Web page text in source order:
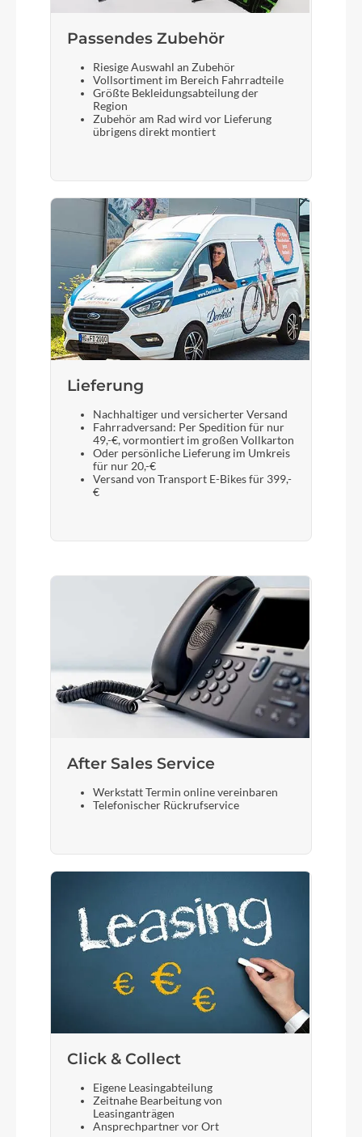
Passendes Zubehör
Riesige Auswahl an Zubehör
Vollsortiment im Bereich Fahrradteile
Größte Bekleidungsabteilung der
Region
Zubehör am Rad wird vor Lieferung
übrigens direkt montiert
Lieferung
Nachhaltiger und versicherter Versand
Fahrradversand: Per Spedition für nur
49,-€, vormontiert im großen Vollkarton
Oder persönliche Lieferung im Umkreis
für nur 20,-€
Versand von Transport E-Bikes für 399,-
€
After Sales Service
Werkstatt Termin online vereinbaren
Telefonischer Rückrufservice
Click & Collect
Eigene Leasingabteilung
Zeitnahe Bearbeitung von
Leasinganträgen
Ansprechpartner vor Ort